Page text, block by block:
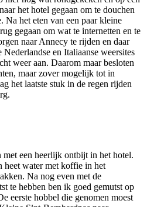
het hotel gegaan om te douchen
Na het eten van een paar kleine
gegaan om wat te internetten en te
naar Annecy te rijden en daar
en Italiaanse weersites
weer aan. Daarom maar besloten
maar zover mogelijk tot in
het laatste stuk in de regen rijden
een heerlijk ontbijt in het hotel.
heet water met koffie in het
Na nog even met de
te hebben ben ik goed gemutst op
eerste hobbel die genomen moest